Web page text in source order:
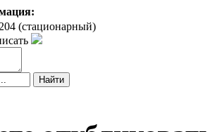
(стационарный)